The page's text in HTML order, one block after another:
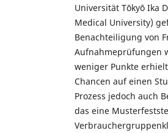
Universität Tōkyō Ika
Medical University)
Benachteiligung von
Aufnahmeprüfungen
weniger Punkte
Chancen auf einen
Prozess jedoch auch
das eine